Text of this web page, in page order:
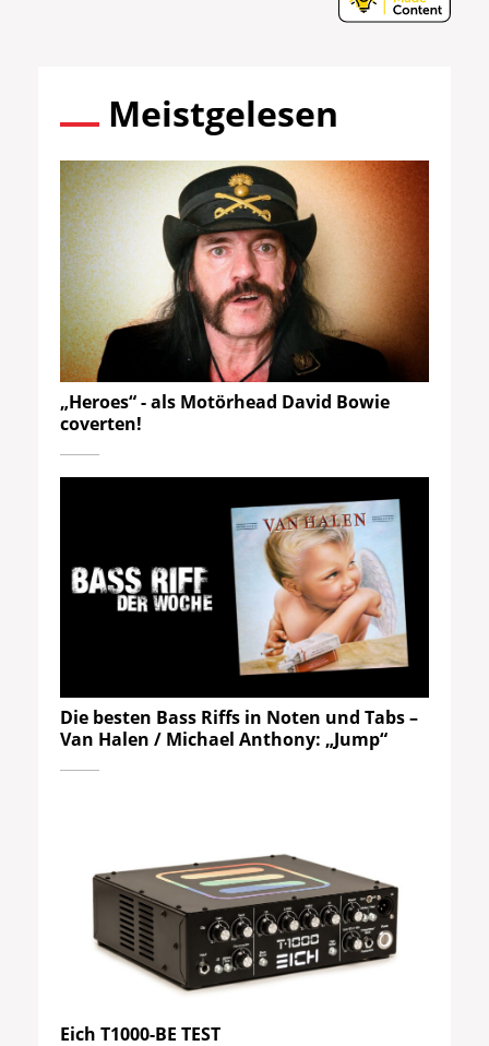
Meistgelesen
„Heroes“ - als Motörhead David Bowie
coverten!
Die besten Bass Riffs in Noten und Tabs –
Van Halen / Michael Anthony: „Jump“
Eich T1000-BE TEST